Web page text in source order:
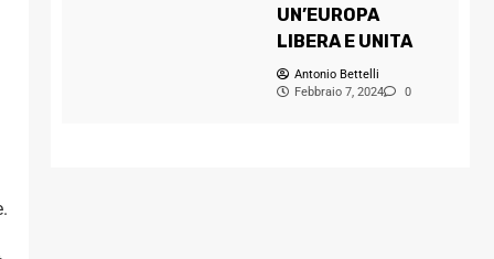
UN’EUROPA
LIBERA E UNITA
Antonio Bettelli
Febbraio 7, 2024
0